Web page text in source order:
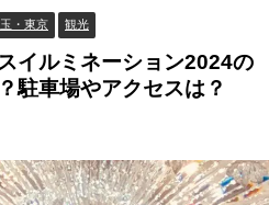
・東京 観光
イルミネーション2024の
駐車場やアクセスは？